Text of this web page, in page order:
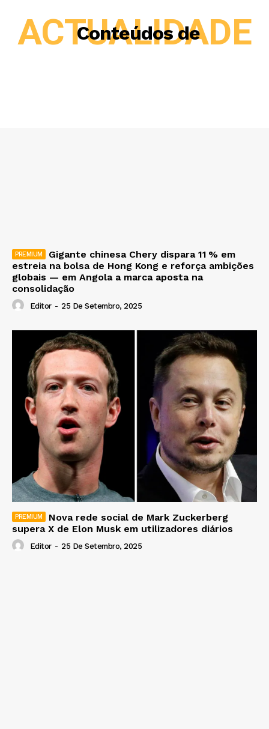
Conteúdos de
ACTUALIDADE
Gigante chinesa Chery dispara 11 % em
estreia na bolsa de Hong Kong e reforça ambições
globais — em Angola a marca aposta na
consolidação
Editor - 25 De Setembro, 2025
Nova rede social de Mark Zuckerberg
supera X de Elon Musk em utilizadores diários
Editor - 25 De Setembro, 2025